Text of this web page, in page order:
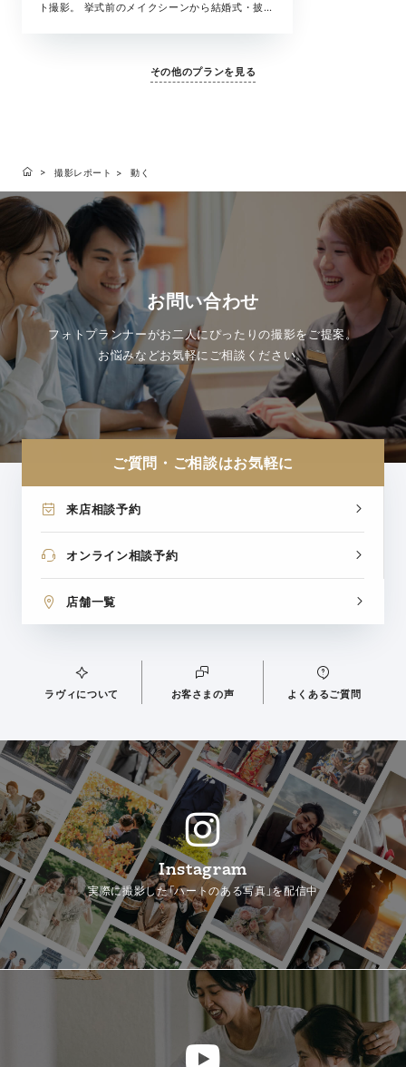
ト撮影。 挙式前のメイクシーンから結婚式・披露
その他のプランを見る
撮影レポート 動く
お問い合わせ
フォトプランナーがお二人にぴったりの撮影をご提案。
お悩みなどお気軽にご相談ください。
ご質問・ご相談はお気軽に
来店相談予約
オンライン相談予約
店舗一覧
ラヴィについて お客さまの声 よくあるご質問
Instagram
実際に撮影した「ハートのある写真」を配信中